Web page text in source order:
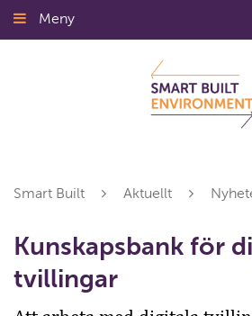
Gå
till
Meny
Smart Built Aktuellt
Kunskapsbank för
tvillingar